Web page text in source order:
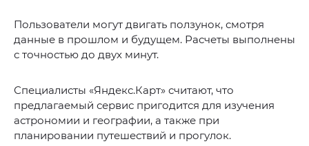
Пользователи могут двигать ползунок, смотря
данные в прошлом и будущем. Расчеты выполнены
с точностью до двух минут.
Специалисты «Яндекс.Карт» считают, что
предлагаемый сервис пригодится для изучения
астрономии и географии, а также при
планировании путешествий и прогулок.